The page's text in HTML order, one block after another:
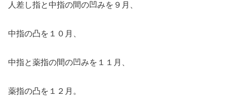
人差し指と中指の間の凹みを９月、
中指の凸を１０月、
中指と薬指の間の凹みを１１月、
薬指の凸を１２月。